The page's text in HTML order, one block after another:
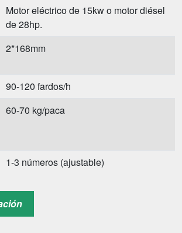
Motor eléctrico de 15kw o motor diésel
de 28hp.
2*168mm
90-120 fardos/h
60-70 kg/paca
1-3 números (ajustable)
1500 kilos